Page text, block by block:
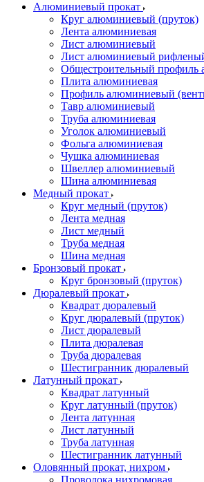
Алюминиевый прокат
Круг алюминиевый (пруток)
Лента алюминиевая
Лист алюминиевый
Лист алюминиевый
Общестроительный профиль
Плита алюминиевая
Профиль алюминиевый
Тавр алюминиевый
Труба алюминиевая
Уголок алюминиевый
Фольга алюминиевая
Чушка алюминиевая
Швеллер алюминиевый
Шина алюминиевая
Медный прокат
Круг медный (пруток)
Лента медная
Лист медный
Труба медная
Шина медная
Бронзовый прокат
Круг бронзовый (пруток)
Дюралевый прокат
Квадрат дюралевый
Круг дюралевый (пруток)
Лист дюралевый
Плита дюралевая
Труба дюралевая
Шестигранник дюралевый
Латунный прокат
Квадрат латунный
Круг латунный (пруток)
Лента латунная
Лист латунный
Труба латунная
Шестигранник латунный
Оловянный прокат, нихром
Проволока нихромовая